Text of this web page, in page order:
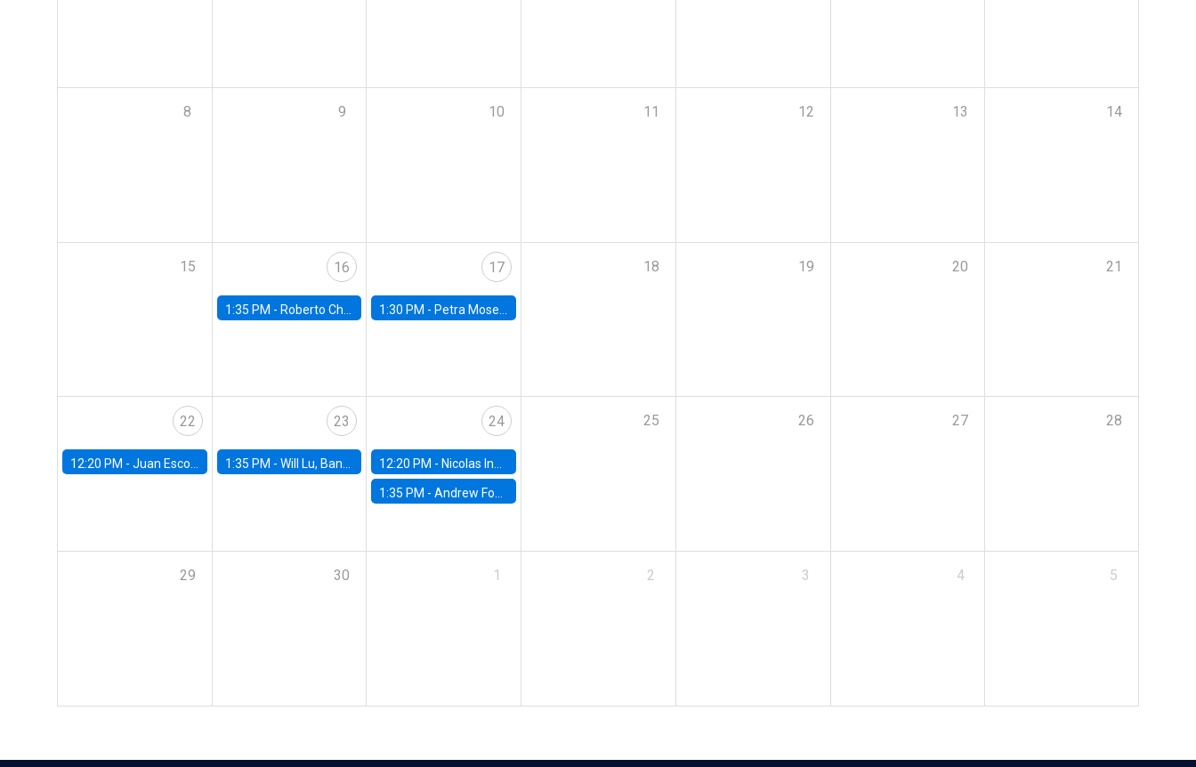
8 9 10 11 12 13 14
15 16
1:35 PM - Roberto Chang, Rutgers University
17
1:30 PM - Petra Moser, NYU Stern
18 19 20 21
22
12:20 PM - Juan Escobar, Universidad de Chile
23
1:35 PM - Will Lu, Banco Central de Chile
24
12:20 PM - Nicolas Inostroza, Rotman School of Management, University of Toronto
1:35 PM -Andrew Foster, Brown University
25 26 27 28
29 30 1 2 3 4 5